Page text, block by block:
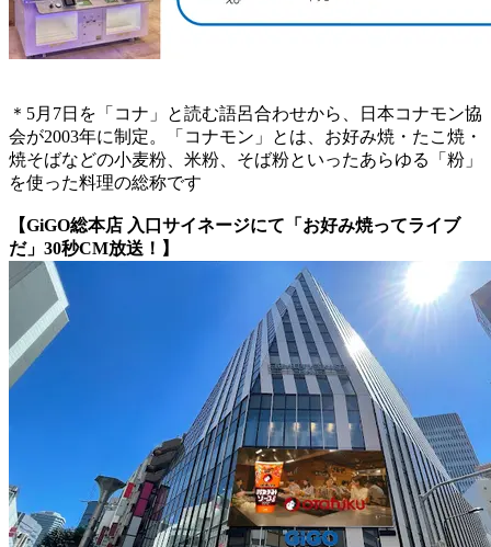
＊5月7日を「コナ」と読む語呂合わせから、日本コナモン協
会が2003年に制定。「コナモン」とは、お好み焼・たこ焼・
焼そばなどの小麦粉、米粉、そば粉といったあらゆる「粉」
を使った料理の総称です
【GiGO総本店 入口サイネージにて「お好み焼ってライブ
だ」30秒CM放送！】